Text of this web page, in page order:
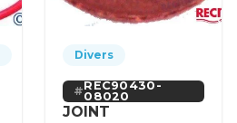
Divers
REC90430-
08020
JOINT